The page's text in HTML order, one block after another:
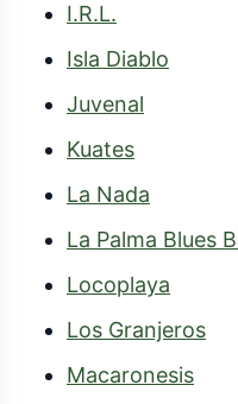
I.R.L.
Isla Diablo
Juvenal
Kuates
La Nada
Los Granjeros
Macaronesis